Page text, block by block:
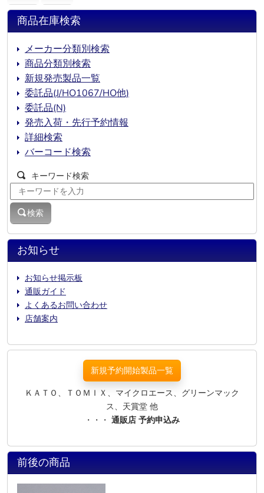
お知らせ
お知らせ掲示板
通販ガイド
よくあるお問い合わせ
店舗案内
商品在庫検索
メーカー分類別検索
商品分類別検索
新規発売製品一覧
委託品(J/HO1067/HO他)
委託品(N)
発売入荷・先行予約情報
詳細検索
バーコード検索
キーワード検索
検索
新規予約開始製品一覧
ＫＡＴＯ、ＴＯＭＩＸ、マイクロエース、グリーンマック
ス、天賞堂 他
・・・ 通販店 予約申込み
前後の商品